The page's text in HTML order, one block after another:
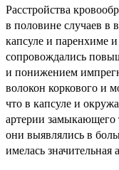
Расстройства
в половине случаев в
капсуле и паренхиме
сопровождались
и понижением
волокон коркового и
что в капсуле и
артерии замыкающего
они выявлялись в
имелась значительная